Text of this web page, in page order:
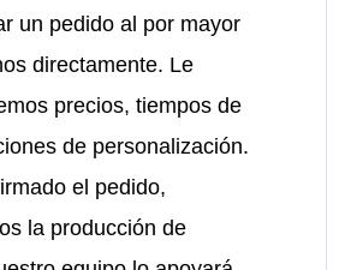
un pedido al por mayor
directamente. Le
precios, tiempos de
de personalización.
el pedido,
la producción de